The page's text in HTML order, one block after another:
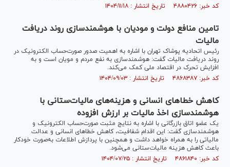
کد خبر: ۴۸۸۰۴۲۶ تاریخ انتشار : ۱۴۰۴/۱۱/۱۸
تامین منافع دولت و مودیان با هوشمندسازی روند دریافت
مالیات
رئیس اتحادیه پوشاک تهران با اشاره به اهمیت صدور صورت‌حساب الکترونیک در
روند دریافت مالیات گفت: هوشمندسازی به نفع مردم و مویان است و به
افزایش تحرک در اقتصاد ملی کمک می‌کند.
کد خبر: ۴۸۶۸۳۸۷ تاریخ انتشار : ۱۴۰۴/۰۹/۰۳
کاهش خطاهای انسانی و هزینه‌های مالیات‌ستانی با
هوشمندسازی اخذ مالیات بر ارزش افزوده
یک عضو اتاق بازرگانی با اشاره به نتایج مثبت صورت‌حساب الکترونیک و
هوشمندسازی گفت: این اقدام شفافیت، کاهش خطاهای انسانی و عدالت
مالیاتی را به همراه خواهد داشت و همچنین با پردازش اطلاعات به‌صورت خودکار
باعث کاهش هزینه مالیات‌ستانی می‌شود.
کد خبر: ۴۸۶۱۸۴۰ تاریخ انتشار : ۱۴۰۴/۰۷/۲۵